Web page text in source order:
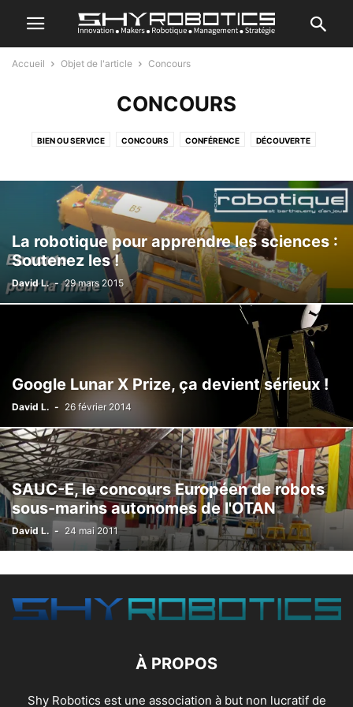
Accueil Objet de l'article Concours
CONCOURS
BIEN OU SERVICE CONCOURS CONFÉRENCE DÉCOUVERTE
La robotique pour apprendre les sciences :
Soutenez les !
David L. - 29 mars 2015
Google Lunar X Prize, ça devient sérieux !
David L. - 26 février 2014
SAUC-E, le concours Européen de robots
sous-marins autonomes de l'OTAN
David L. - 24 mai 2011
À PROPOS
Shy Robotics est une association à but non lucratif de